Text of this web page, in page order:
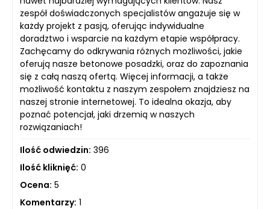
zespół doświadczonych specjalistów angażuje się w
każdy projekt z pasją, oferując indywidualne
doradztwo i wsparcie na każdym etapie współpracy.
Zachęcamy do odkrywania różnych możliwości, jakie
oferują nasze betonowe posadzki, oraz do zapoznania
się z całą naszą ofertą. Więcej informacji, a także
możliwość kontaktu z naszym zespołem znajdziesz na
naszej stronie internetowej. To idealna okazja, aby
poznać potencjał, jaki drzemią w naszych
rozwiązaniach!
Ilość odwiedzin: 396
Ilość kliknięć: 0
Ocena: 5
Komentarzy: 1